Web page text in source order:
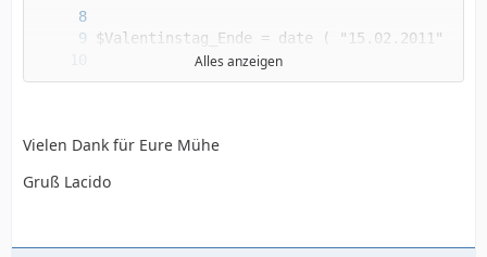
Alles anzeigen
Vielen Dank für Eure Mühe
Gruß Lacido